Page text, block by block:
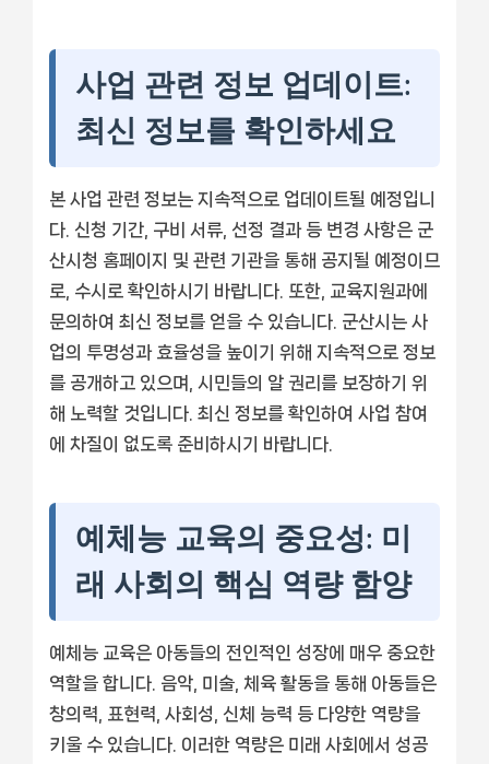
사업 관련 정보 업데이트:
최신 정보를 확인하세요
본 사업 관련 정보는 지속적으로 업데이트될 예정입니
다. 신청 기간, 구비 서류, 선정 결과 등 변경 사항은 군
산시청 홈페이지 및 관련 기관을 통해 공지될 예정이므
로, 수시로 확인하시기 바랍니다. 또한, 교육지원과에
문의하여 최신 정보를 얻을 수 있습니다. 군산시는 사
업의 투명성과 효율성을 높이기 위해 지속적으로 정보
를 공개하고 있으며, 시민들의 알 권리를 보장하기 위
해 노력할 것입니다. 최신 정보를 확인하여 사업 참여
에 차질이 없도록 준비하시기 바랍니다.
예체능 교육의 중요성: 미
래 사회의 핵심 역량 함양
예체능 교육은 아동들의 전인적인 성장에 매우 중요한
역할을 합니다. 음악, 미술, 체육 활동을 통해 아동들은
창의력, 표현력, 사회성, 신체 능력 등 다양한 역량을
키울 수 있습니다. 이러한 역량은 미래 사회에서 성공